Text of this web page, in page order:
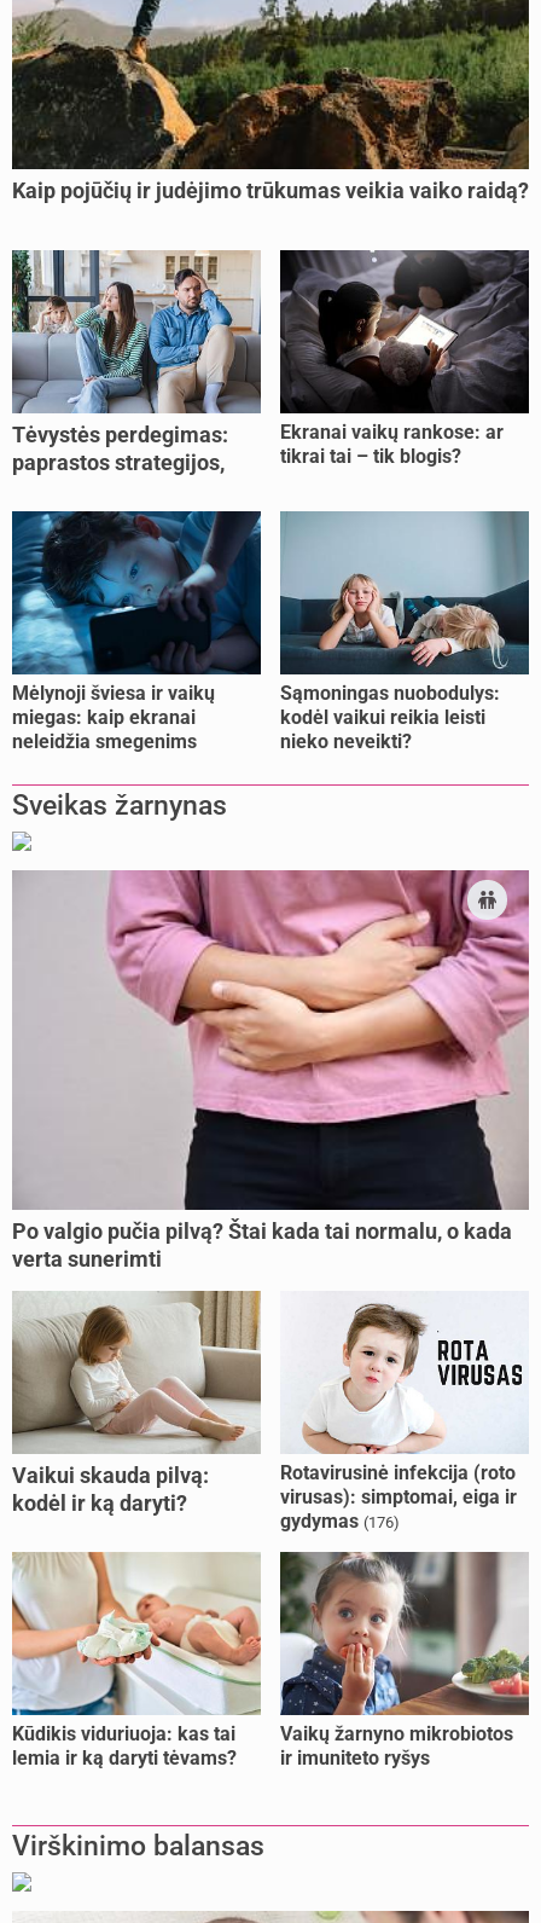
Kaip pojūčių ir judėjimo trūkumas veikia vaiko raidą?
Tėvystės perdegimas:
paprastos strategijos,
jėgas
Ekranai vaikų rankose: ar
tikrai tai – tik blogis?
Mėlynoji šviesa ir vaikų
miegas: kaip ekranai
neleidžia smegenims
Sąmoningas nuobodulys:
kodėl vaikui reikia leisti
nieko neveikti?
Sveikas žarnynas
Po valgio pučia pilvą? Štai kada tai normalu, o kada
verta sunerimti
Vaikui skauda pilvą:
kodėl ir ką daryti?
Rotavirusinė infekcija (roto
virusas): simptomai, eiga ir
gydymas (176)
Kūdikis viduriuoja: kas tai
lemia ir ką daryti tėvams?
Vaikų žarnyno mikrobiotos
ir imuniteto ryšys
Virškinimo balansas